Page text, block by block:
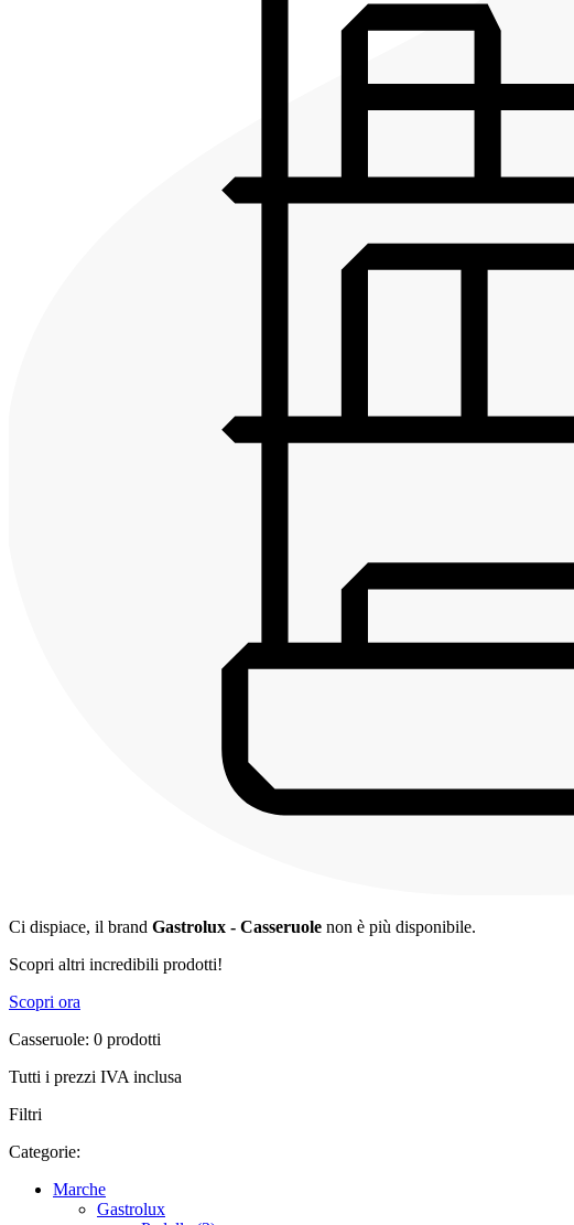
Ci dispiace, il brand Gastrolux - Casseruole non è più disponibile.
Scopri altri incredibili prodotti!
Scopri ora
Casseruole: 0 prodotti
Tutti i prezzi IVA inclusa
Filtri
Categorie:
Marche
Gastrolux